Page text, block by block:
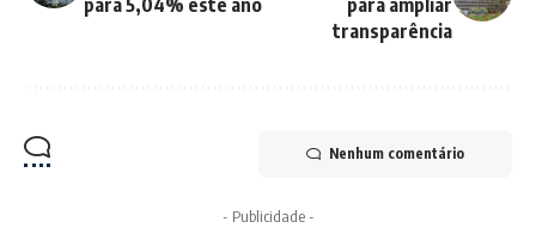
para 5,04% este ano
para ampliar
transparência
Nenhum comentário
- Publicidade -